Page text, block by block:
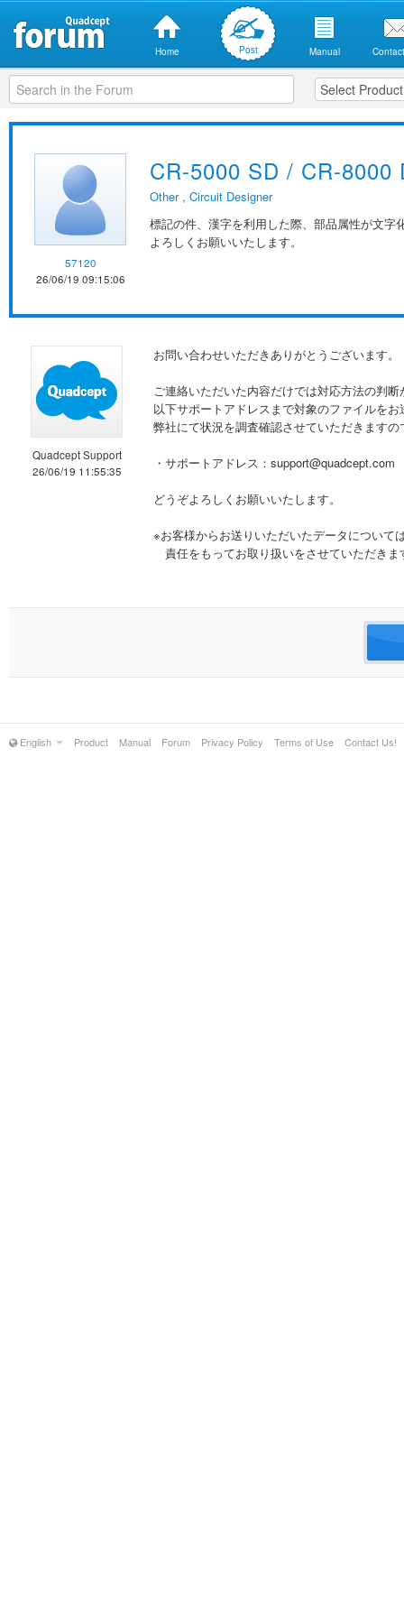
Home Post Manual
57120
26/06/19 09:15:06
CR-5000 SD / CR-
Other, Circuit Designer
標記の件、漢字を利用した際、部品属性が文
よろしくお願いいたします。
Quadcept Support
26/06/19 11:55:35
お問い合わせいただきありがとうございます。
ご連絡いただいた内容だけでは対応方法の判
以下サポートアドレスまで対象のファイルを
弊社にて状況を調査確認させていただきます
・サポートアドレス：support@quadcept.com
どうぞよろしくお願いいたします。
※お客様からお送りいただいたデータについて
責任をもってお取り扱いをさせていただき
English Product Manual Forum Privacy Policy Terms of Use Contact Us!